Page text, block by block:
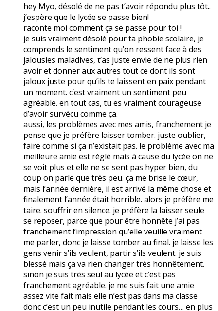
hey Myo, désolé de ne pas t’avoir répondu plus tôt..
j’espère que le lycée se passe bien!
raconte moi comment ça se passe pour toi !
je suis vraiment désolé pour ta phobie scolaire, je
comprends le sentiment qu’on ressent face à des
jalousies maladives, t’as juste envie de ne plus rien
avoir et donner aux autres tout ce dont ils sont
jaloux juste pour qu’ils te laissent en paix pendant
un moment. c’est vraiment un sentiment peu
agréable. en tout cas, tu es vraiment courageuse
d’avoir survécu comme ça.
aussi, les problèmes avec mes amis, franchement je
pense que je préfère laisser tomber. juste oublier,
faire comme si ça n’existait pas. le problème avec ma
meilleure amie est réglé mais à cause du lycée on ne
se voit plus et elle ne se sent pas hyper bien, du
coup on parle que très peu. ça me brise le cœur,
mais l’année dernière, il est arrivé la même chose et
finalement l’année était horrible. alors je préfère me
taire. souffrir en silence. je préfère la laisser seule
se reposer, parce que pour être honnête j’ai pas
franchement l’impression qu’elle veuille vraiment
me parler, donc je laisse tomber au final. je laisse les
gens venir s’ils veulent, partir s’ils veulent. je suis
blessé mais ça va rien changer très honnêtement.
sinon je suis très seul au lycée et c’est pas
franchement agréable. je me suis fait une amie
assez vite fait mais elle n’est pas dans ma classe
donc c’est un peu inutile pendant les cours… en plus